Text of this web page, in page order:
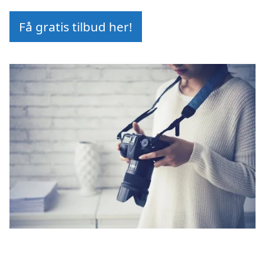
Få gratis tilbud her!